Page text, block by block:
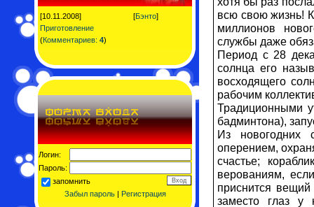
[10.11.2008] [Бэнто]
Приготовление
(Комментариев: 4)
Логин:
Пароль:
запомнить
Забыл пароль| Регистрация
всю свою жизнь!
миллионов
службы даже
Период с 28
солнца его
восходящего
рабочим
Традиционными
бадминтона),
Из новогодних
оперением,
счастье;
верованиям,
приснится
заместо глаз у